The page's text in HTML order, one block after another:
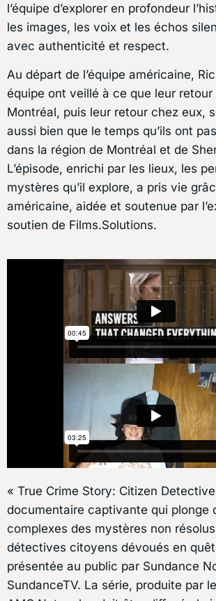
l’équipe d’explorer en profondeur
les images, les voix et les échos
avec authenticité et respect.
Au départ de l’équipe américaine,
équipe ont veillé à ce que leur retour
Montréal, puis leur retour chez eux,
aussi bien que le temps qu’ils ont
dans la région de Montréal et de
L’épisode, enrichi par les lieux, les
mystères qu’il explore, a pris vie
américaine, aidée et soutenue par
soutien de Films.Solutions.
« True Crime Story: Citizen
documentaire captivante qui plonge
complexes des mystères non
détectives citoyens dévoués en
présentée au public par Sundance
SundanceTV. La série, produite par